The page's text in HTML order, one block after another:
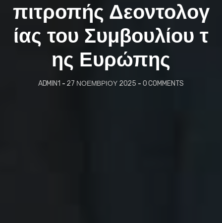
πιτροπής Δεοντολογ
ίας του Συμβουλίου τ
ης Ευρώπης
ADMIN1 - 27 ΝΟΕΜΒΡΊΟΥ 2025 - 0 COMMENTS